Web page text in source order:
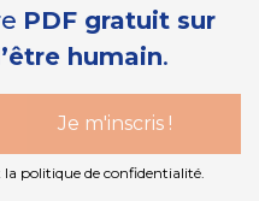
PDF gratuit sur
humain.
politique de confidentialité.